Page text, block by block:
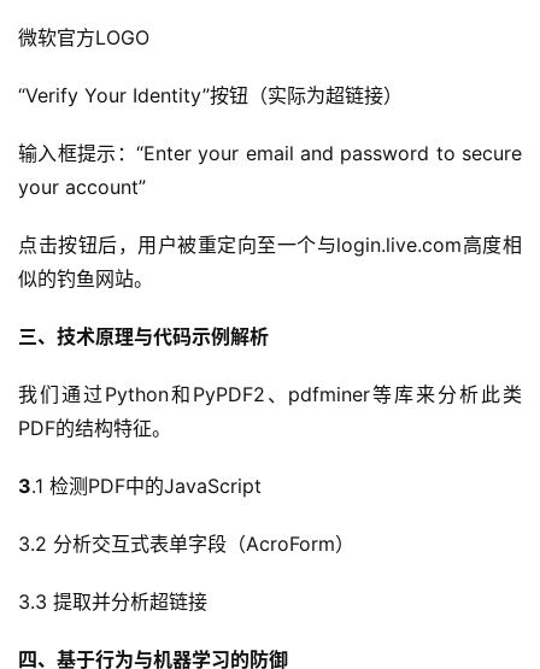
微软官方LOGO
“Verify Your Identity”按钮（实际为超链接）
输入框提示：“Enter your email and password to secure
your account”
点击按钮后，用户被重定向至一个与login.live.com高度相
似的钓鱼网站。
三、技术原理与代码示例解析
我们通过Python和PyPDF2、pdfminer等库来分析此类
PDF的结构特征。
3.1 检测PDF中的JavaScript
3.2 分析交互式表单字段（AcroForm）
3.3 提取并分析超链接
四、基于行为与机器学习的防御